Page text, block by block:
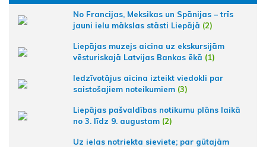
No Francijas, Meksikas un Spānijas – trīs
jauni ielu mākslas stāsti Liepājā (2)
Liepājas muzejs aicina uz ekskursijām
vēsturiskajā Latvijas Bankas ēkā (1)
Iedzīvotājus aicina izteikt viedokli par
saistošajiem noteikumiem (3)
Liepājas pašvaldības notikumu plāns laikā
no 3. līdz 9. augustam (2)
Uz ielas notriekta sieviete; par gūtajām